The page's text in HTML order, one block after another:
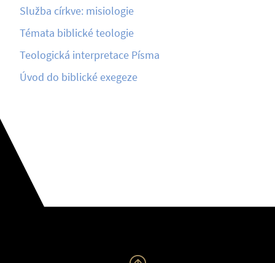
Služba církve: misiologie
Témata biblické teologie
Teologická interpretace Písma
Úvod do biblické exegeze